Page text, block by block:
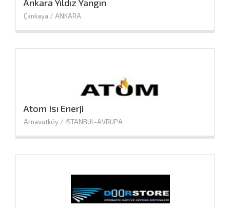
Ankara Yıldız Yangın
Çankaya / ANKARA
Atom Isı Enerji
Arnavutköy / İSTANBUL-AVRUPA